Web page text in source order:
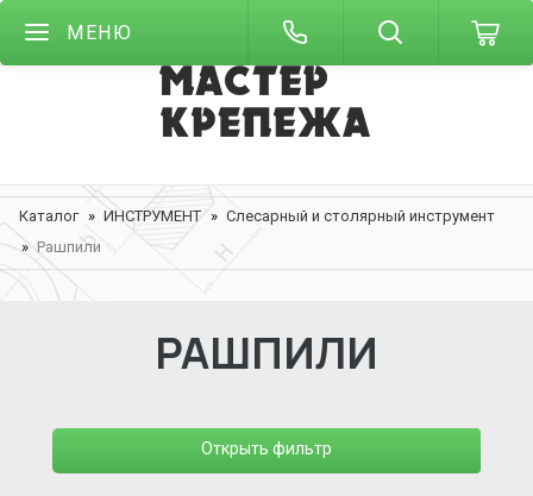
МЕНЮ
Каталог ИНСТРУМЕНТ
Слесарный и столярный инструмент
Рашпили
РАШПИЛИ
Открыть фильтр